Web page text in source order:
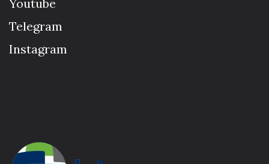
Youtube
Telegram
Instagram